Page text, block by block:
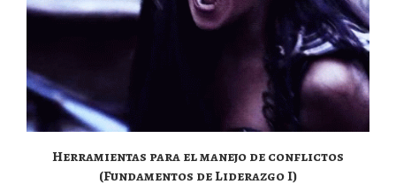
Herramientas para el manejo de conflictos
(Fundamentos de Liderazgo I)